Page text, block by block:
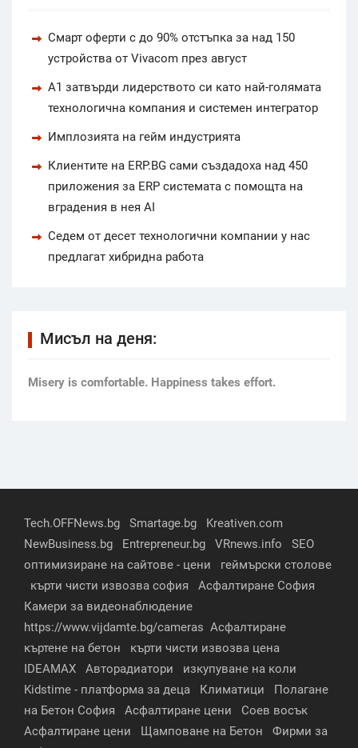
Смарт оферти с до 90% отстъпка за над 150
устройства от Vivacom през август
А1 затвърди лидерството си като най-голямата
технологична компания и системен интегратор
Имплозията на гейм индустрията
Клиентите на ERP.BG сами създадоха над 450
приложения за ERP системата с помощта на
вградения в нея AI
Седем от десет технологични компании у нас
предлагат хибридна работа
Мисъл на деня:
Мisery is comfortable. Happiness takes effort.
Tech.OFFNews.bg Smartage.bg
Kreativen.com
NewBusiness.bg
Entrepreneur.bg VRnews.info
SEO
оптимизиране на сайтове - цени
геймърски столове
кърти чисти извозва софия
Асфалтиране София
Камери за видеонаблюдение
https://www.vijdamte.bg/cameras Асфалтиране
къртене на бетон
кърти чисти извозва цена
IDEAMAX
Авторадиатори
изкупуване на коли
Kidstime - платформа за деца
Климатици
Полагане
на Бетон София
Асфалтиране цени
Соев восък
Асфалтиране цени
Щамповане на Бетон
Фирми за